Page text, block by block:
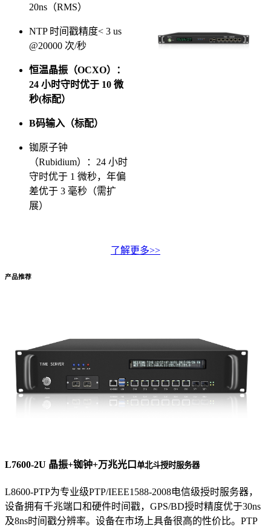
20ns（RMS）
NTP 时间戳精度< 3 us
@20000 次/秒
恒温晶振（OCXO）：
24 小时守时优于 10 微
秒(标配）
B码输入（标配）
铷原子钟
（Rubidium）：24 小时
守时优于 1 微秒，年偏
差优于 3 毫秒（需扩
展）
了解更多>>
产品推荐
L7600-2U 晶振+铷钟+万兆光口 单北斗授时服务器
L8600-PTP为专业级PTP/IEEE1588-2008电信级授时服务器，
设备拥有千兆端口和硬件时间戳，GPS/BD授时精度优于30ns
及8ns时间戳分辨率。设备在市场上具备很高的性价比。PTP